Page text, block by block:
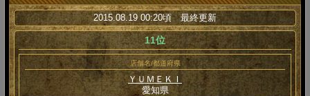
2015.08.19 00:20頃 最終更新
11位
店舗名/都道府県
ＹＵＭＥＫＩ
愛知県